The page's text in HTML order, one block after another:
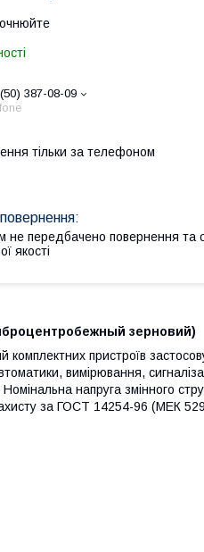
387-08-09
тільки за телефоном
не передбачено повернення та
якості
зерновий)
пристроїв
вимірювання,
напруга змінного
за ГОСТ 14254-96 (МЕК